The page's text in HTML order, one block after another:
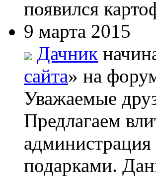
появился
9 марта 2015
Дачник
сайта» на
Уважаемые
Предлагаем
подарками.